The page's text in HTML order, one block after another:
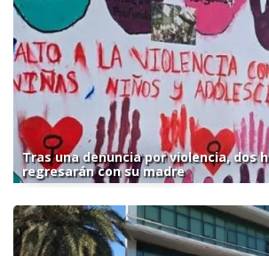
Tras una denuncia por violencia, dos
regresarán con su madre